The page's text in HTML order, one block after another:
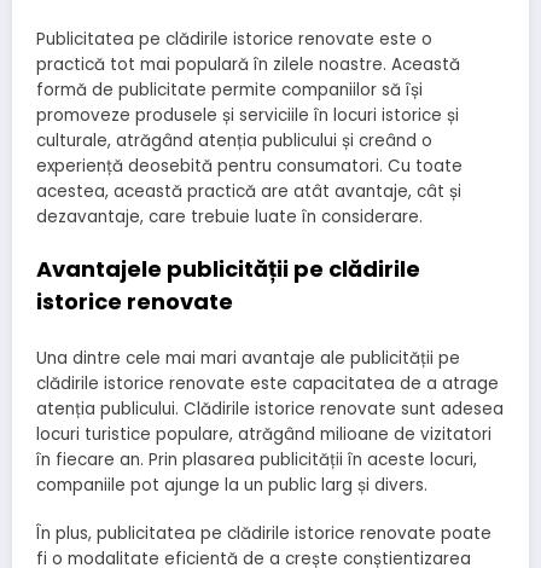
Publicitatea pe clădirile istorice renovate este o
practică tot mai populară în zilele noastre. Această
formă de publicitate permite companiilor să își
promoveze produsele și serviciile în locuri istorice și
culturale, atrăgând atenția publicului și creând o
experiență deosebită pentru consumatori. Cu toate
acestea, această practică are atât avantaje, cât și
dezavantaje, care trebuie luate în considerare.
Avantajele publicității pe clădirile
istorice renovate
Una dintre cele mai mari avantaje ale publicității pe
clădirile istorice renovate este capacitatea de a atrage
atenția publicului. Clădirile istorice renovate sunt adesea
locuri turistice populare, atrăgând milioane de vizitatori
în fiecare an. Prin plasarea publicității în aceste locuri,
companiile pot ajunge la un public larg și divers.
În plus, publicitatea pe clădirile istorice renovate poate
fi o modalitate eficientă de a crește conștientizarea